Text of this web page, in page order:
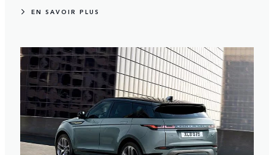
EN SAVOIR PLUS